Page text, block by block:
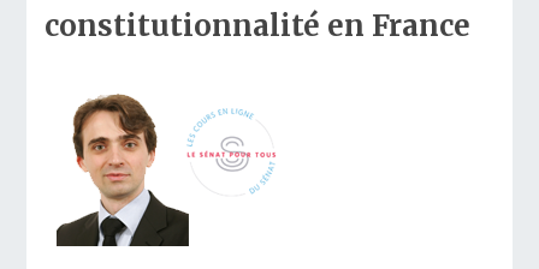
constitutionnalité en France